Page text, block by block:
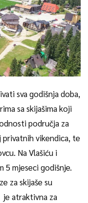
sva godišnja doba,
sa skijašima koji
područja za
vikendica, te
Na Vlašiću i
5 mjeseci godišnje.
za skijaše su
je atraktivna za